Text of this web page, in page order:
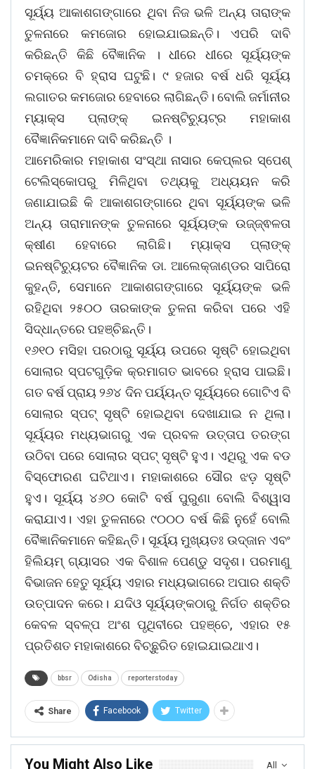
ସୂର୍ୟ୍ୟ ଆକାଶଗଙ୍ଗାରେ ଥିବା ନିଜ ଭଳି ଅନ୍ୟ ତାରାଙ୍କ
ତୁଳନାରେ କମଜୋର ହୋଇଯାଇଛନ୍ତି। ଏପରି ଦାବି
କରିଛନ୍ତି କିଛି ବୈଜ୍ଞାନିକ । ଧୀରେ ଧୀରେ ସୂର୍ୟ୍ୟଙ୍କ
ଚମକ୍‌ରେ ବି ହ୍ରାସ ଘଟୁଛି। ୯ ହଜାର ବର୍ଷ ଧରି ସୂର୍ୟ୍ୟ
ଲଗାତର କମଜୋର ହେବାରେ ଲାଗିଛନ୍ତି। ବୋଲି ଜର୍ମାନୀର
ମ୍ୟାକ୍ସ ପ୍ଲାଙ୍କ୍‌ ଇନଷ୍ଟିଚ୍ୟୁଟ୍‌ର ମହାକାଶ
ବୈଜ୍ଞାନିକମାନେ ଦାବି କରିଛନ୍ତି ।
ଆମେରିକାର ମହାକାଶ ସଂସ୍ଥା ନାସାର କେପ୍‌ଲର ସ୍ପେଶ୍‌
ଟେଲିସ୍କୋପରୁ ମିଳିଥିବା ତଥ୍ୟକୁ ଅଧ୍ୟୟନ କରି
ଜଣାଯାଇଛି କି ଆକାଶଗଙ୍ଗାରେ ଥିବା ସୂର୍ୟ୍ୟଙ୍କ ଭଳି
ଅନ୍ୟ ତାରାମାନଙ୍କ ତୁଳନାରେ ସୂର୍ୟ୍ୟଙ୍କ ଉଜ୍ଜ୍ଵଳତା
କ୍ଷୀଣ ହେବାରେ ଲାଗିଛି। ମ୍ୟାକ୍ସ ପ୍ଲାଙ୍କ୍‌
ଇନଷ୍ଟିଚ୍ୟୁଟର ବୈଜ୍ଞାନିକ ଡା. ଆଲେକ୍‌ଜାଣ୍ଡର ସାପିରୋ
କୁହନ୍ତି, ସେମାନେ ଆକାଶଗଙ୍ଗାରେ ସୂର୍ୟ୍ୟଙ୍କ ଭଳି
ରହିଥିବା ୨୫୦୦ ତାରକାଙ୍କ ତୁଳନା କରିବା ପରେ ଏହି
ସିଦ୍ଧାନ୍ତରେ ପହଞ୍ଚିଛନ୍ତି।
୧୬୧୦ ମସିହା ପରଠାରୁ ସୂର୍ୟ୍ୟ ଉପରେ ସୃଷ୍ଟି ହୋଇଥିବା
ସୋଲାର ସ୍ପଟଗୁଡ଼ିକ କ୍ରମାଗତ ଭାବରେ ହ୍ରାସ ପାଇଛି।
ଗତ ବର୍ଷ ପ୍ରାୟ ୨୬୪ ଦିନ ପର୍ୟ୍ୟନ୍ତ ସୂର୍ୟ୍ୟରେ ଗୋଟିଏ ବି
ସୋଲାର ସ୍ପଟ୍‌ ସୃଷ୍ଟି ହୋଇଥିବା ଦେଖାଯାଇ ନ ଥିଲା।
ସୂର୍ୟ୍ୟର ମଧ୍ୟଭାଗରୁ ଏକ ପ୍ରବଳ ଉତ୍ତାପ ତରଙ୍ଗ
ଉଠିବା ପରେ ସୋଲାର ସ୍ପଟ୍‌ ସୃଷ୍ଟି ହୁଏ। ଏଥିରୁ ଏକ ବଡ
ବିସ୍ଫୋରଣ ଘଟିଥାଏ। ମହାକାଶରେ ସୌର ଝଡ଼ ସୃଷ୍ଟି
ହୁଏ। ସୂର୍ୟ୍ୟ ୪୬୦ କୋଟି ବର୍ଷ ପୁରୁଣା ବୋଲି ବିଶ୍ୱାସ
କରାଯାଏ। ଏହା ତୁଳନାରେ ୯୦୦୦ ବର୍ଷ କିଛି ନୁହେଁ ବୋଲି
ବୈଜ୍ଞାନିକମାନେ କହିଛନ୍ତି। ସୂର୍ୟ୍ୟ ମୁଖ୍ୟତଃ ଉଦ୍‌ଜାନ ଏବଂ
ହିଲିୟମ୍ ଗ୍ୟାସର ଏକ ବିଶାଳ ପେଣ୍ଡୁ ସଦୃଶ। ପରମାଣୁ
ବିଭାଜନ ହେତୁ ସୂର୍ୟ୍ୟ ଏହାର ମଧ୍ୟଭାଗରେ ଅପାର ଶକ୍ତି
ଉତ୍ପାଦନ କରେ। ଯଦିଓ ସୂର୍ୟ୍ୟଙ୍କଠାରୁ ନିର୍ଗତ ଶକ୍ତିର
କେବଳ ସ୍ବଳ୍ପ ଅଂଶ ପୃଥିବୀରେ ପହଞ୍ଚେ, ଏହାର ୧୫
ପ୍ରତିଶତ ମହାକାଶରେ ବିଚ୍ଛୁରିତ ହୋଇଯାଇଥାଏ।
bbsr Odisha reporterstoday
Share Facebook Twitter
All
You Might Also Like